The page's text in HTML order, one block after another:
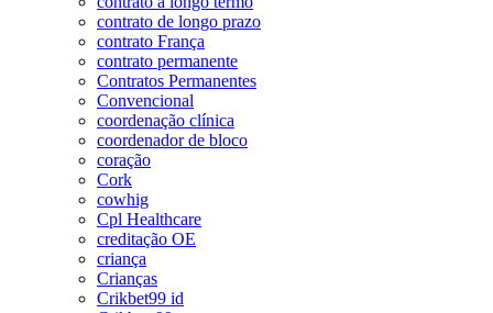
contrato de longo prazo
contrato França
contrato permanente
Contratos Permanentes
Convencional
coordenação clínica
coordenador de bloco
coração
Cork
cowhig
Cpl Healthcare
creditação OE
criança
Crianças
Crikbet99 id